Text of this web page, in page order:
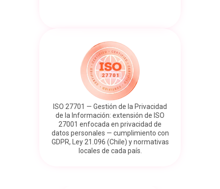
ISO 27701 — Gestión de la Privacidad
de la Información: extensión de ISO
27001 enfocada en privacidad de
datos personales — cumplimiento con
GDPR, Ley 21.096 (Chile) y normativas
locales de cada país.